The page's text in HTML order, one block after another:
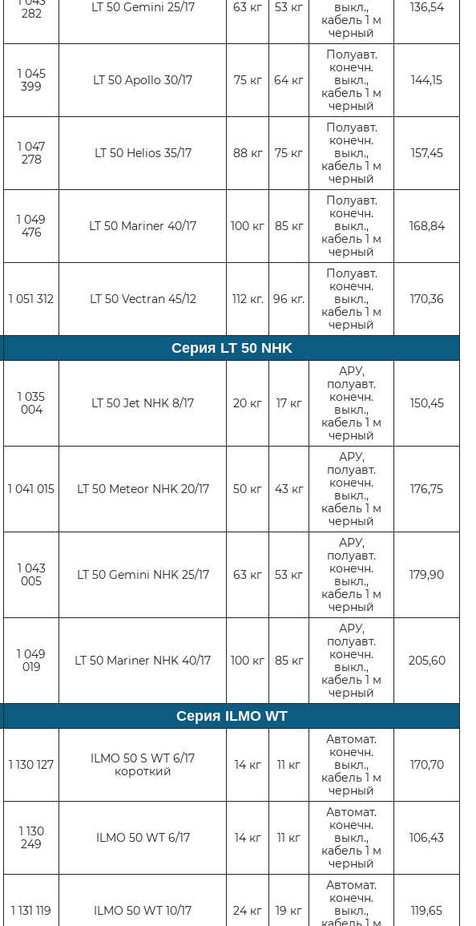
282
LT 50 Gemini 25/17 63 кг 53 кг
выкл.,
кабель 1 м
черный
136,54
1 045
399
LT 50 Apollo 30/17 75 кг 64 кг
Полуавт.
конечн.
выкл.,
кабель 1 м
черный
144,15
1 047
278
LT 50 Helios 35/17 88 кг 75 кг
Полуавт.
конечн.
выкл.,
кабель 1 м
черный
157,45
1 049
476
LT 50 Mariner 40/17 100 кг 85 кг
Полуавт.
конечн.
выкл.,
кабель 1 м
черный
168,84
1 051 312 LT 50 Vectran 45/12 112 кг. 96 кг.
Полуавт.
конечн.
выкл.,
кабель 1 м
черный
170,36
Серия LT 50 NHK
1 035
004
LT 50 Jet NHK 8/17 20 кг 17 кг
АРУ,
полуавт.
конечн.
выкл.,
кабель 1 м
черный
150,45
1 041 015 LT 50 Meteor NHK 20/17 50 кг 43 кг
АРУ,
полуавт.
конечн.
выкл.,
кабель 1 м
черный
176,75
1 043
005
LT 50 Gemini NHK 25/17 63 кг 53 кг
АРУ,
полуавт.
конечн.
выкл.,
кабель 1 м
черный
179,90
1 049
019
LT 50 Mariner NHK 40/17 100 кг 85 кг
АРУ,
полуавт.
конечн.
выкл.,
кабель 1 м
черный
205,60
Серия ILMO WT
1 130 127
ILMO 50 S WT 6/17
короткий
14 кг 11 кг
Автомат.
конечн.
выкл.,
кабель 1 м
черный
170,70
1 130
249
ILMO 50 WT 6/17 14 кг 11 кг
Автомат.
конечн.
выкл.,
кабель 1 м
черный
106,43
1 131 119 ILMO 50 WT 10/17 24 кг 19 кг
Автомат.
конечн.
выкл.,
119,65